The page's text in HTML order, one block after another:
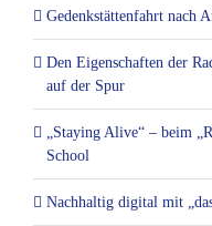
Gedenkstättenfahrt nach
Den Eigenschaften der
auf der Spur
„Staying Alive“ – beim
School
Nachhaltig digital mit